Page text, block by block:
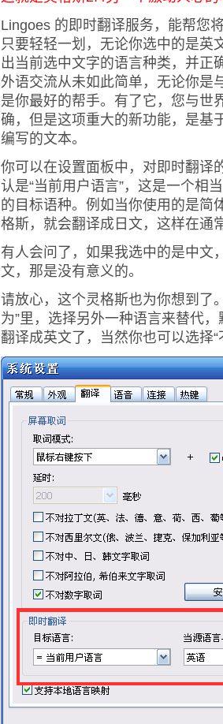
Lingoes 的即时翻译服务，能帮您
只要轻轻一划，无论你选中的是英
出当前选中文字的语言种类，并正
外语交流从未如此简单，无论你是
是你最好的帮手。有了它，您与世
确，但是这项重大的新功能，是基
编写的文本。
你可以在设置面板中，对即时翻译
认是“当前用户语言”，这是一个相
的目标语种。例如当你使用的是简
格斯，就会翻译成日文，这样在通
有人会问了，如果我选中的是中文
文，那是没有意义的。
请放心，这个灵格斯也为你想到了
为”里，选择另外一种语言来替代
翻译成英文了，当然你也可以选择